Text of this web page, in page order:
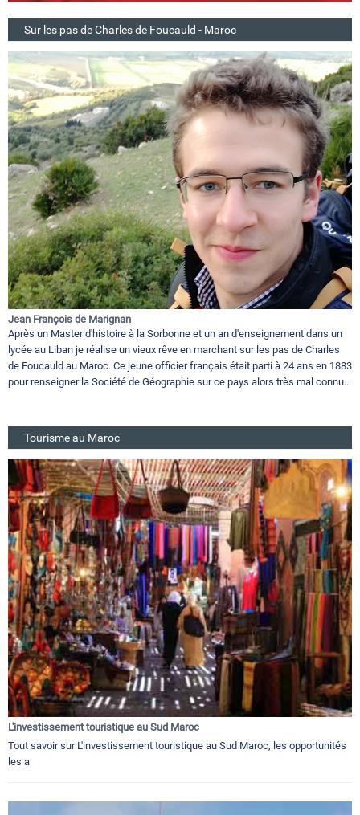
Sur les pas de Charles de Foucauld - Maroc
Jean François de Marignan
Après un Master d'histoire à la Sorbonne et un an d'enseignement dans un
lycée au Liban je réalise un vieux rêve en marchant sur les pas de Charles
de Foucauld au Maroc. Ce jeune officier français était parti à 24 ans en 1883
pour renseigner la Société de Géographie sur ce pays alors très mal connu...
Tourisme au Maroc
L'investissement touristique au Sud Maroc
Tout savoir sur L'investissement touristique au Sud Maroc, les opportunités
les a